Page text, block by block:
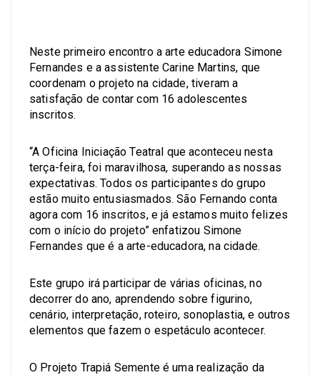
Neste primeiro encontro a arte educadora Simone
Fernandes e a assistente Carine Martins, que
coordenam o projeto na cidade, tiveram a
satisfação de contar com 16 adolescentes
inscritos.
“A Oficina Iniciação Teatral que aconteceu nesta
terça-feira, foi maravilhosa, superando as nossas
expectativas. Todos os participantes do grupo
estão muito entusiasmados. São Fernando conta
agora com 16 inscritos, e já estamos muito felizes
com o início do projeto” enfatizou Simone
Fernandes que é a arte-educadora, na cidade.
Este grupo irá participar de várias oficinas, no
decorrer do ano, aprendendo sobre figurino,
cenário, interpretação, roteiro, sonoplastia, e outros
elementos que fazem o espetáculo acontecer.
O Projeto Trapiá Semente é uma realização da